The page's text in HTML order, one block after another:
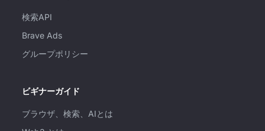
検索API
Brave Ads
グループポリシー
ビギナーガイド
ブラウザ、検索、AIとは